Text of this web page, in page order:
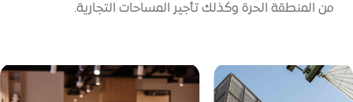
من المنطقة الحرة وكذلك تأجير المساحات التجارية.